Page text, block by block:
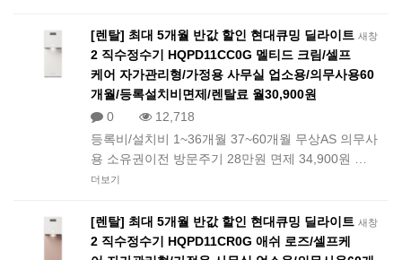
새창
[렌탈] 최대 5개월 반값 할인 현대큐밍 딜라이트
2 직수정수기 HQPD11CC0G 멜티드 크림/셀프
케어 자가관리형/가정용 사무실 업소용/의무사용60
개월/등록설치비면제/렌탈료 월30,900원
0
12,718
등록비/설치비 1~36개월 37~60개월 무상AS 의무사
용 소유권이전 방문주기 28만원 면제 34,900원 …
더보기
새창
[렌탈] 최대 5개월 반값 할인 현대큐밍 딜라이트
2 직수정수기 HQPD11CR0G 애쉬 로즈/셀프케